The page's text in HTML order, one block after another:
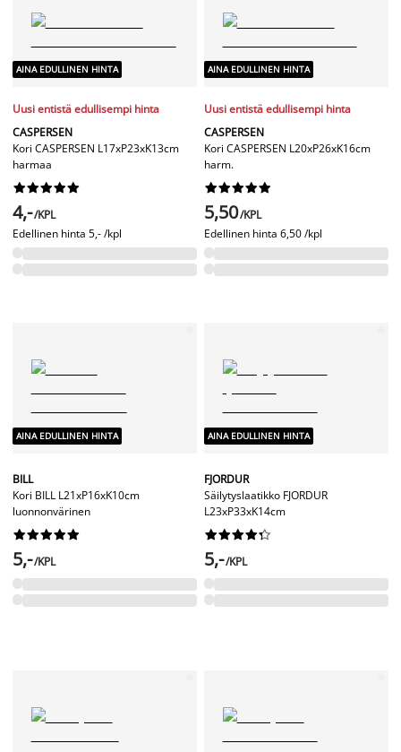
AINA EDULLINEN HINTA
Uusi entistä edullisempi hinta
CASPERSEN
Kori CASPERSEN L17xP23xK13cm
harmaa






4,-/KPL
Edellinen hinta 5,- /kpl
AINA EDULLINEN HINTA
Uusi entistä edullisempi hinta
CASPERSEN
Kori CASPERSEN L20xP26xK16cm
harm.






5,50/KPL
Edellinen hinta 6,50 /kpl
AINA EDULLINEN HINTA
BILL
Kori BILL L21xP16xK10cm
luonnonvärinen






5,-/KPL
AINA EDULLINEN HINTA
FJORDUR
Säilytyslaatikko FJORDUR
L23xP33xK14cm






5,-/KPL